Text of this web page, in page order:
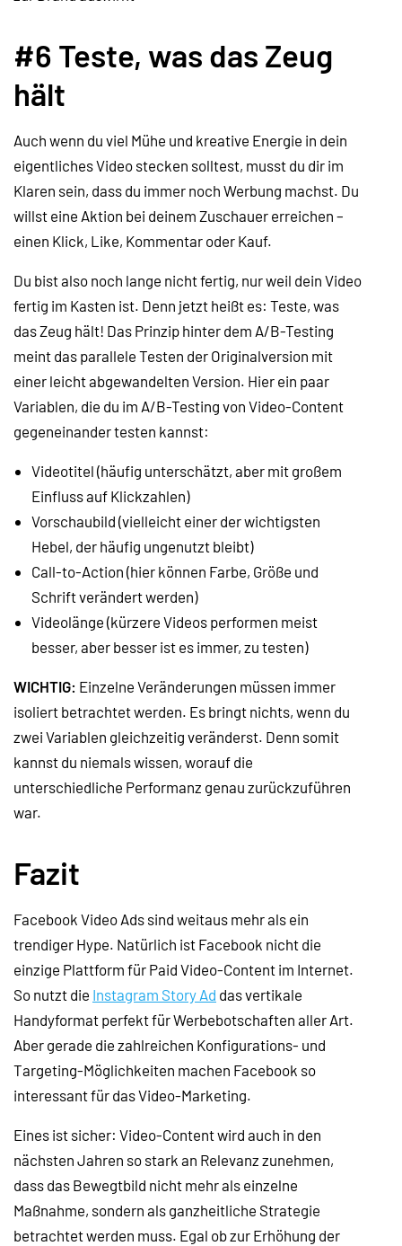
#6 Teste, was das Zeug
hält
Auch wenn du viel Mühe und kreative Energie in dein
eigentliches Video stecken solltest, musst du dir im
Klaren sein, dass du immer noch Werbung machst. Du
willst eine Aktion bei deinem Zuschauer erreichen –
einen Klick, Like, Kommentar oder Kauf.
Du bist also noch lange nicht fertig, nur weil dein Video
fertig im Kasten ist. Denn jetzt heißt es: Teste, was
das Zeug hält! Das Prinzip hinter dem A/B-Testing
meint das parallele Testen der Originalversion mit
einer leicht abgewandelten Version. Hier ein paar
Variablen, die du im A/B-Testing von Video-Content
gegeneinander testen kannst:
Videotitel (häufig unterschätzt, aber mit großem
Einfluss auf Klickzahlen)
Vorschaubild (vielleicht einer der wichtigsten
Hebel, der häufig ungenutzt bleibt)
Call-to-Action (hier können Farbe, Größe und
Schrift verändert werden)
Videolänge (kürzere Videos performen meist
besser, aber besser ist es immer, zu testen)
WICHTIG: Einzelne Veränderungen müssen immer
isoliert betrachtet werden. Es bringt nichts, wenn du
zwei Variablen gleichzeitig veränderst. Denn somit
kannst du niemals wissen, worauf die
unterschiedliche Performanz genau zurückzuführen
war.
Fazit
Facebook Video Ads sind weitaus mehr als ein
trendiger Hype. Natürlich ist Facebook nicht die
einzige Plattform für Paid Video-Content im Internet.
So nutzt die Instagram Story Ad das vertikale
Handyformat perfekt für Werbebotschaften aller Art.
Aber gerade die zahlreichen Konfigurations- und
Targeting-Möglichkeiten machen Facebook so
interessant für das Video-Marketing.
Eines ist sicher: Video-Content wird auch in den
nächsten Jahren so stark an Relevanz zunehmen,
dass das Bewegtbild nicht mehr als einzelne
Maßnahme, sondern als ganzheitliche Strategie
betrachtet werden muss. Egal ob zur Erhöhung der